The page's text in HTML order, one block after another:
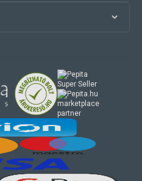
marketplace
partner